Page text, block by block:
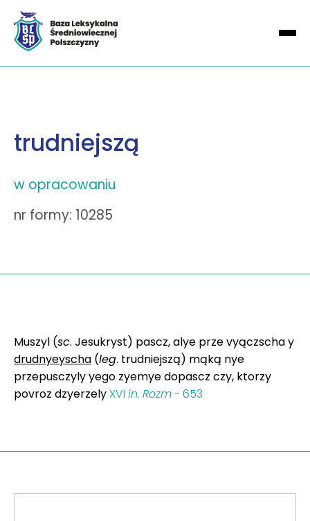
trudniejszą
w opracowaniu
nr formy: 10285
Muszyl (sc. Jesukryst) pascz, alye prze vyączscha y
drudnyeyscha (leg. trudniejszą) mąką nye
przepusczyly yego zyemye dopascz czy, ktorzy
povroz dzyerzely XVI in. Rozm- 653